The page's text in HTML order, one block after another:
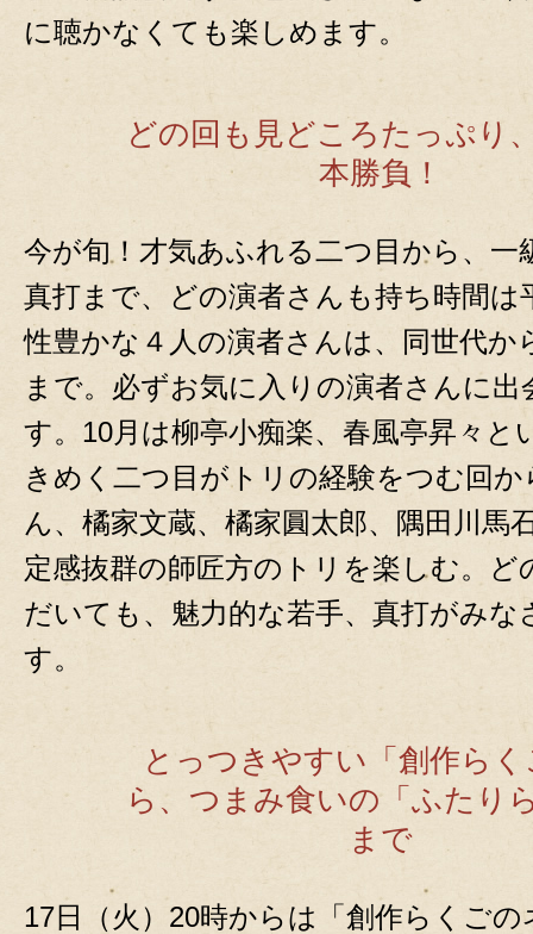
に聴かなくても楽しめます。
どの回も見どころたっぷり
本勝負！
今が旬！才気あふれる二つ目から、一
真打まで、どの演者さんも持ち時間は
性豊かな４人の演者さんは、同世代か
まで。必ずお気に入りの演者さんに
す。10月は柳亭小痴楽、春風亭昇々と
きめく二つ目がトリの経験をつむ回か
ん、橘家文蔵、橘家圓太郎、隅田川馬
定感抜群の師匠方のトリを楽しむ。ど
だいても、魅力的な若手、真打がみな
す。
とっつきやすい「創作ら
ら、つまみ食いの「ふたり
まで
17日（火）20時からは「創作らくご